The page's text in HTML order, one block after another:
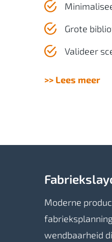
Grote
Valideer
>> Lees meer
Moderne
wendbaarheid